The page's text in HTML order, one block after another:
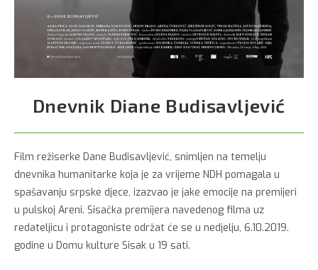
Dnevnik Diane Budisavljević
Film režiserke Dane Budisavljević, snimljen na temelju
dnevnika humanitarke koja je za vrijeme NDH pomagala u
spašavanju srpske djece, izazvao je jake emocije na premijeri
u pulskoj Areni. Sisačka premijera navedenog filma uz
redateljicu i protagoniste održat će se u nedjelju, 6.10.2019.
godine u Domu kulture Sisak u 19 sati.